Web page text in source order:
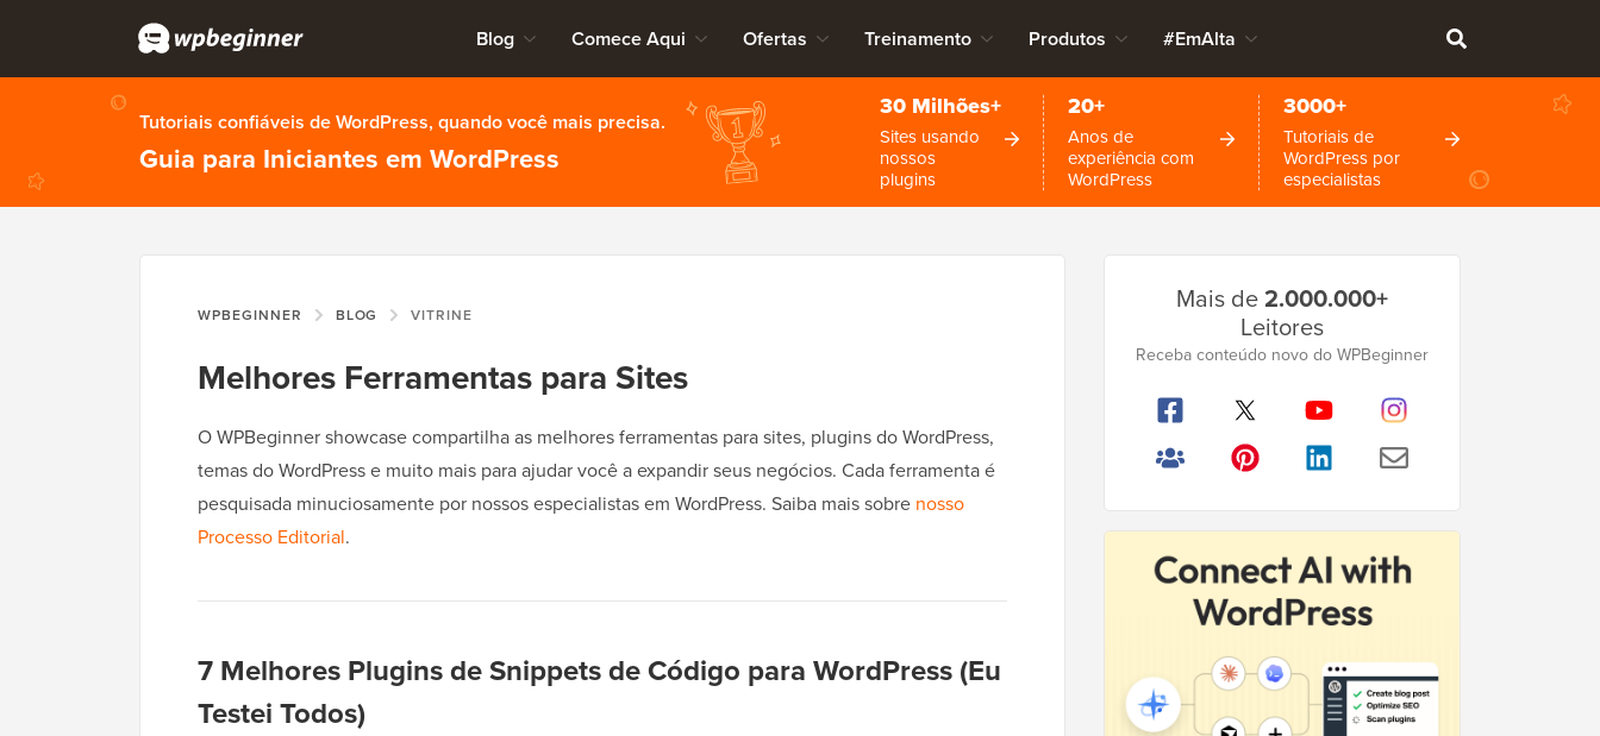
Blog Comece Aqui Ofertas Treinamento Produtos #EmAlta
Tutoriais confiáveis de WordPress, quando você mais precisa.
Guia para Iniciantes em WordPress
30 Milhões+
Sites usando
nossos
plugins
20+
Anos de
experiência com
WordPress
3000+
Tutoriais de
WordPress por
especialistas
WPBEGINNER BLOG VITRINE
Melhores Ferramentas para Sites
O WPBeginner showcase compartilha as melhores ferramentas para sites, plugins do WordPress,
temas do WordPress e muito mais para ajudar você a expandir seus negócios. Cada ferramenta é
pesquisada minuciosamente por nossos especialistas em WordPress. Saiba mais sobre nosso
Processo Editorial.
7 Melhores Plugins de Snippets de Código para WordPress (Eu
Testei Todos)
Lateral
Principal
Mais de2.000.000+
Leitores
Receba conteúdo novo do WPBeginner